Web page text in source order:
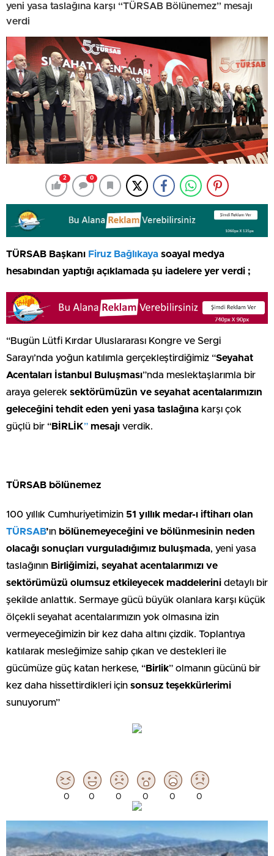
yeni yasa taslağına karşı “TÜRSAB Bölünemez” mesajı
verdi
2 0
TÜRSAB Başkanı Firuz Bağlıkaya soayal medya
hesabından yaptığı açıklamada şu iadelere yer verdi ;
“Bugün Lütfi Kırdar Uluslararası Kongre ve Sergi
Sarayı’nda yoğun katılımla gerçekleştirdiğimiz “Seyahat
Acentaları İstanbul Buluşması”nda meslektaşlarımla bir
araya gelerek sektörümüzün ve seyahat acentalarımızın
geleceğini tehdit eden yeni yasa taslağına karşı çok
güçlü bir “BİRLİK” mesajı verdik.
TÜRSAB bölünemez
100 yıllık Cumhuriyetimizin 51 yıllık medar-ı iftiharı olan
TÜRSAB’ın bölünemeyeceğini ve bölünmesinin neden
olacağı sonuçları vurguladığımız buluşmada, yeni yasa
taslağının Birliğimizi, seyahat acentalarımızı ve
sektörümüzü olumsuz etkileyecek maddelerini detaylı bir
şekilde anlattık. Sermaye gücü büyük olanlara karşı küçük
ölçekli seyahat acentalarımızın yok olmasına izin
vermeyeceğimizin bir kez daha altını çizdik. Toplantıya
katılarak mesleğimize sahip çıkan ve destekleri ile
gücümüze güç katan herkese, “Birlik” olmanın gücünü bir
kez daha hissettirdikleri için sonsuz teşekkürlerimi
sunuyorum”
0 0 0 0 0 0